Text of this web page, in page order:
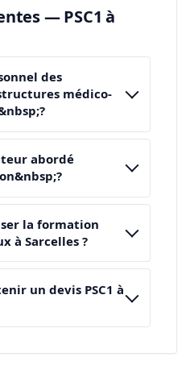
— PSC1 à
des
médico-
abordé
la formation
à Sarcelles ?
un devis PSC1 à